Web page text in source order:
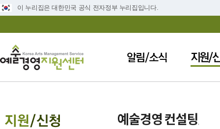
이 누리집은 대한민국 공식 전자정부 누리집입니다.